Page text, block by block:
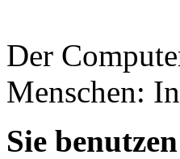
Der
Menschen:
Sie